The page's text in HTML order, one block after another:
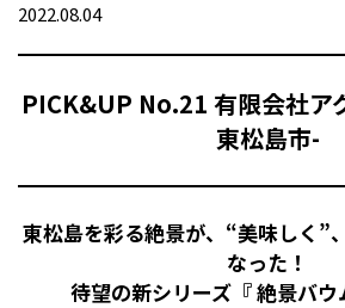
2022.08.04
PICK&UP No.21 有限会社ア
東松島市-
東松島を彩る絶景が、“美味しく”
なった！
待望の新シリーズ『 絶景バウ